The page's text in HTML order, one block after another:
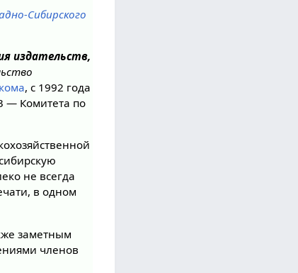
Сибирского
издательств,
, с 1992 года
— Комитета по
не всегда
в одном
заметным
членов